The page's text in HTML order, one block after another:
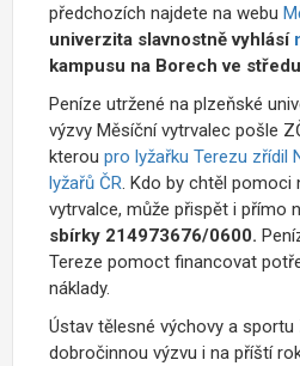
předchozích najdete na webu
univerzita slavnostně vyhlásí
kampusu na Borech ve
Peníze utržené na plzeňské
výzvy Měsíční vytrvalec pošle
kterou pro lyžařku Terezu zřídil
lyžařů ČR. Kdo by chtěl pomoci
vytrvalce, může přispět i přímo
sbírky 214973676/0600.
Tereze pomoct financovat
náklady.
Ústav tělesné výchovy a sportu
dobročinnou výzvu i na příští